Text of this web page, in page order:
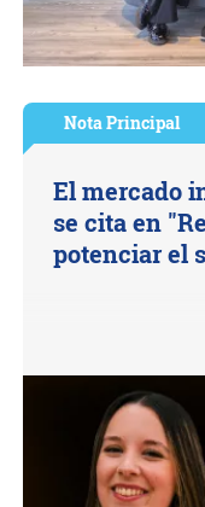
Nota Principal
El mercado
se cita en
potenciar el